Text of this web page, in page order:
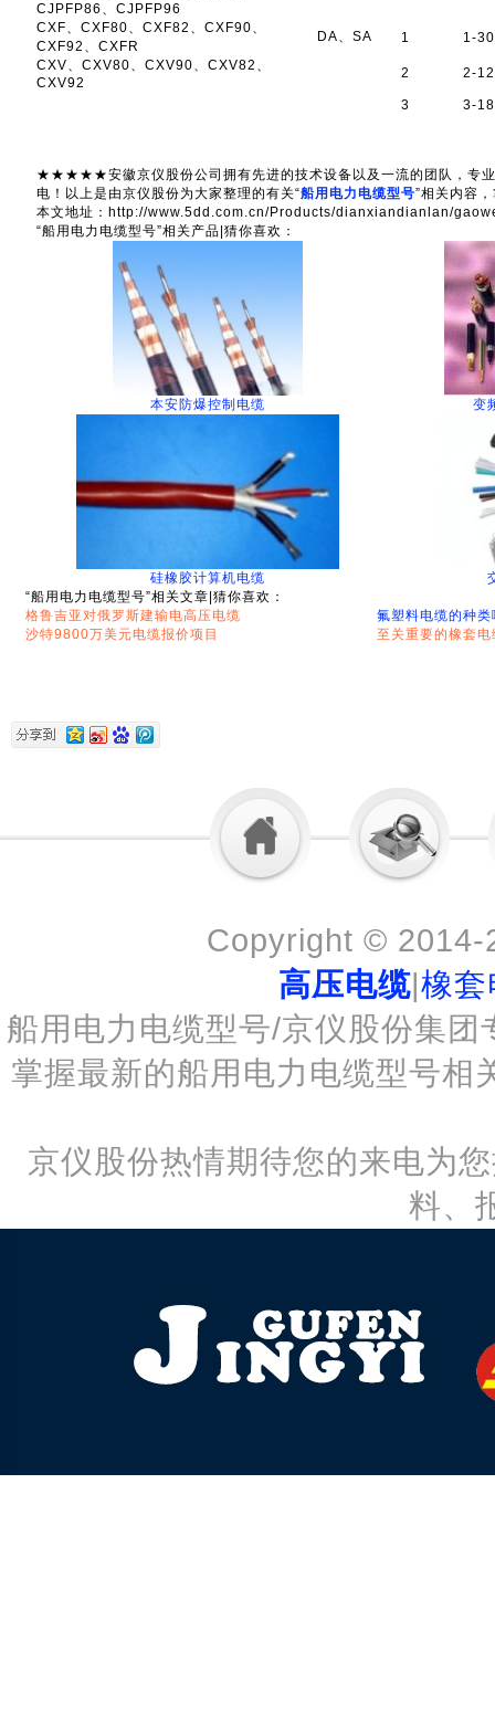
CJPFP86、CJPFP96
CXF、CXF80、CXF82、CXF90、
CXF92、CXFR
DA、SA 1
1-
CXV、CXV80、CXV90、CXV82、
CXV92
2 2-
3 3-
★★★★★安徽京仪股份公司拥有先进的技术设备以及一流的团队，专
电！以上是由京仪股份为大家整理的有关“船用电力电缆型号”相关内容
本文地址：http://www.5dd.com.cn/Products/dianxiandianlan/
“船用电力电缆型号”相关产品|猜你喜欢：
本安防爆控制电缆 变
硅橡胶计算机电缆
“船用电力电缆型号”相关文章|猜你喜欢：
格鲁吉亚对俄罗斯建输电高压电缆
氟塑料电缆的种类
沙特9800万美元电缆报价项目
至关重要的橡套
Copyright ©
高压电缆|橡套
船用电力电缆型号/京仪股份集
掌握最新的船用电力电缆型号相
京仪股份热情期待您的来电为
料、